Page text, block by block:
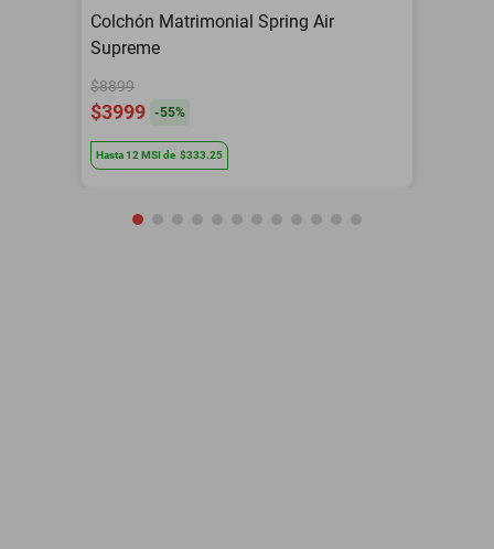
Colchón Matrimonial Spring Air
Supreme
$8899
$3999 -55%
Hasta12 MSIde $333.25